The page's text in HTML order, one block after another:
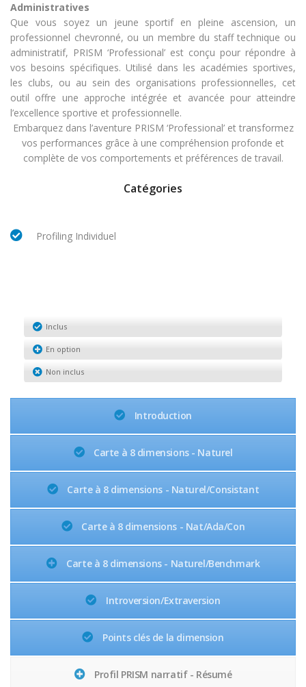
Administratives
Que vous soyez un jeune sportif en pleine ascension, un
professionnel chevronné, ou un membre du staff technique ou
administratif, PRISM ‘Professional’ est conçu pour répondre à
vos besoins spécifiques. Utilisé dans les académies sportives,
les clubs, ou au sein des organisations professionnelles, cet
outil offre une approche intégrée et avancée pour atteindre
l’excellence sportive et professionnelle.
Embarquez dans l’aventure PRISM ‘Professional’ et transformez
vos performances grâce à une compréhension profonde et
complète de vos comportements et préférences de travail.
Catégories
Profiling Individuel
Inclus
En option
Non inclus
Introduction
Carte à 8 dimensions - Naturel
Carte à 8 dimensions - Naturel/Consistant
Carte à 8 dimensions - Nat/Ada/Con
Carte à 8 dimensions - Naturel/Benchmark
Introversion/Extraversion
Points clés de la dimension
Profil PRISM narratif - Résumé